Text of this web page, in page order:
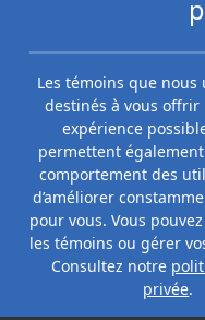
utilisez
puis emprunter
demande. Idéale
des besoins de
Marge de crédit
domiciliaire).Si
maison avec de la
hypothécaire offre
beaucoup plus
garanti, souvent
compromis :
risque en cas de
Les témoins que
destinés à vous
expérience
permettent également
comportement des
d’améliorer
pour vous. Vous
les témoins ou gérer
Consultez notre
privée.